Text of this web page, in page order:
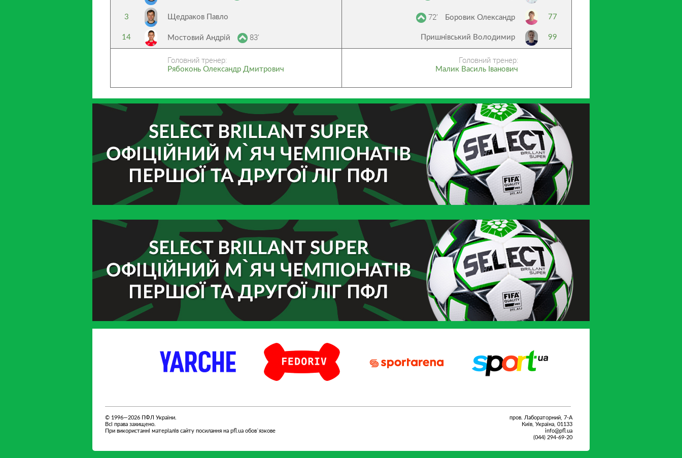
3 Щедраков Павло 72’ Боровик Олександр 77
14 Мостовий Андрій 83’ Пришнівський Володимир 99
Головний тренер: Головний тренер:
Рябоконь Олександр Дмитрович Малик Василь Іванович
© 1996—2026 ПФЛ України.
Всі права захищено.
При використанні матеріалів сайту посилання на pfl.ua обов`язкове
пров. Лабораторний, 7-А
Київ, Україна, 01133
info@pfl.ua
(044) 294-69-20